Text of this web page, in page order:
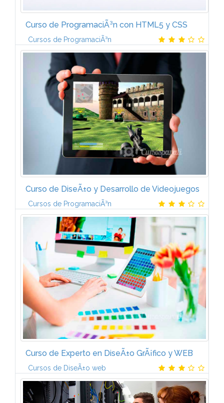
Curso de ProgramaciÃ³n con HTML5 y CSS
Cursos de ProgramaciÃ³n
Estructura de documentos en HTML Estructura del
cÃ³digo HMTL. Novedades en HMTL5. MigraciÃ³n de
HMTL4 a HMTL5. Formularios en HTML5. Hojas de...
Curso de DiseÃ±o y Desarrollo de Videojuegos
Cursos de ProgramaciÃ³n
El videojuego: evoluciÃ³n y mercado OrÃ­genes
tÃ©cnicos y culturales de los videojuegos.
EvoluciÃ³n de la industria del videojuego. Internet y
su impacto en...
Curso de Experto en DiseÃ±o GrÃ¡fico y WEB
Cursos de DiseÃ±o web
DISEÃO GRÃFICO (6 ECTS)DISEÃO WEB (6 ECTS)
PROGRAMACIÃN WEB (6 ECTS)PHP MySQL (6 ECTS)